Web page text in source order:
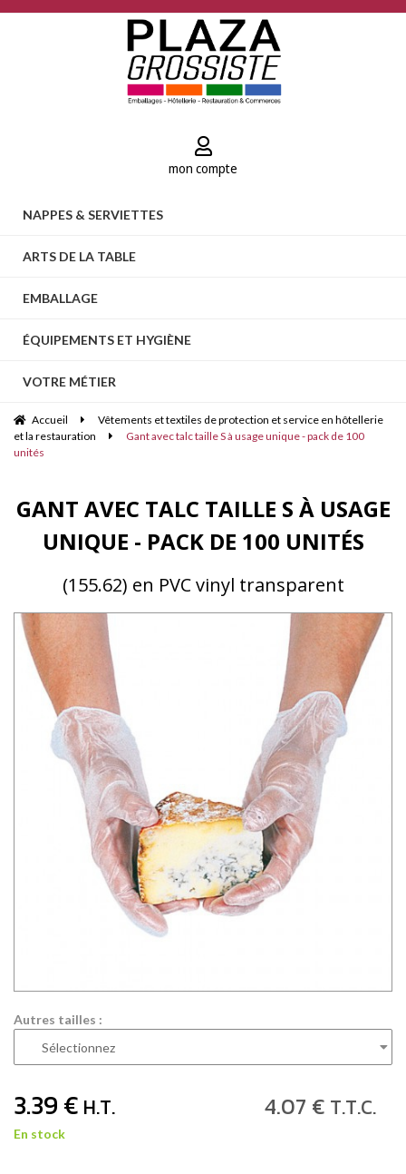
mon compte
NAPPES & SERVIETTES
ARTS DE LA TABLE
EMBALLAGE
ÉQUIPEMENTS ET HYGIÈNE
VOTRE MÉTIER
Accueil
Vêtements et textiles de protection et service en hôtellerie
et la restauration
Gant avec talc taille S à usage unique - pack de 100
unités
GANT AVEC TALC TAILLE S À USAGE
UNIQUE - PACK DE 100 UNITÉS
(155.62) en PVC vinyl transparent
Autres tailles :
3.39€ H.T. 4.07 € T.T.C.
En stock